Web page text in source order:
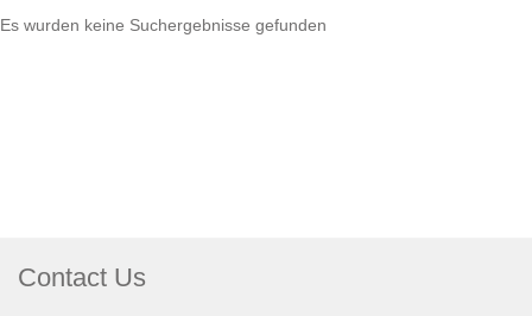
Es wurden keine Suchergebnisse gefunden
Contact Us